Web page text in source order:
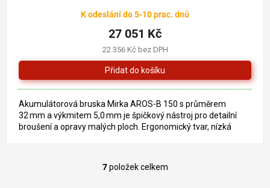
K odeslání do 5-10 prac. dnů
22 356 Kč bez DPH
27 051 Kč
Akumulátorová bruska Mirka AROS-B 150 s průměrem
32 mm a výkmitem 5,0 mm je špičkový nástroj pro detailní
broušení a opravy malých ploch. Ergonomický tvar, nízká
O
7položek celkem